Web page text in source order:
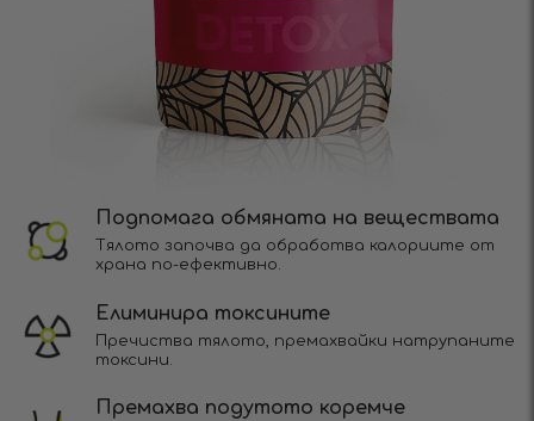
Подпомага обмяната на веществата
Тялото започва да обработва калориите от
храна по-ефективно.
Елиминира токсините
Пречиства тялото, премахвайки натрупаните
токсини.
Премахва подутото коремче